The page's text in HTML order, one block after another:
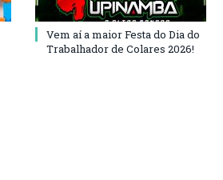
Vem aí a maior Festa do Dia do
Trabalhador de Colares 2026!